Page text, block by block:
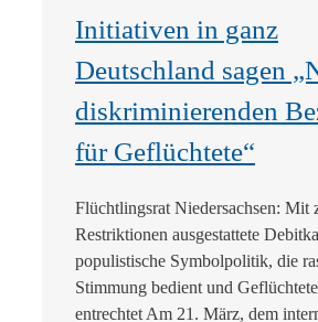
Initiativen in ganz
Deutschland sagen
diskriminierenden
für Geflüchtete“
Flüchtlingsrat Niedersachsen: Mit
Restriktionen ausgestattete
populistische Symbolpolitik, die
Stimmung bedient und
entrechtet Am 21. März, dem